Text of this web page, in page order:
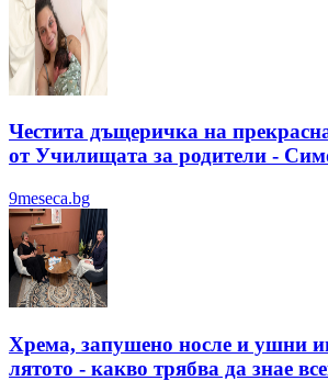
Честита дъщеричка на
от Училищата за родители -
9meseca.bg
Хрема, запушено носле и ушни
лятотo - какво трябва да знае